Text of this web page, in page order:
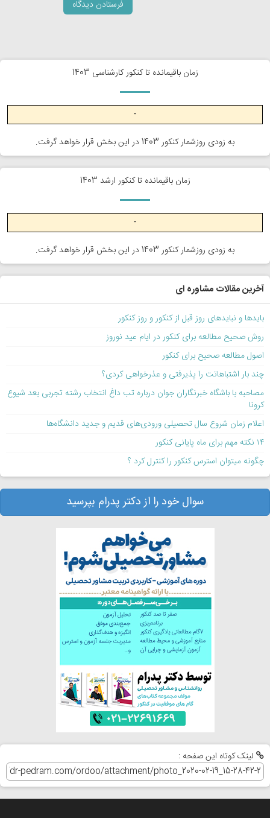
زمان باقیمانده تا کنکور کارشناسی 1403
-
به زودی روزشمار کنکور 1403 در این بخش قرار خواهد گرفت.
زمان باقیمانده تا کنکور ارشد 1403
-
به زودی روزشمار کنکور 1403 در این بخش قرار خواهد گرفت.
آخرین مقالات مشاوره ای
بایدها و نبایدهای روز قبل از کنکور و روز کنکور
روش صحیح مطالعه برای کنکور در ایام عید نوروز
اصول مطالعه صحیح برای کنکور
چند بار اشتباهاتت را پذیرفتی و عذرخواهی کردی؟
مصاحبه با باشگاه خبرنگاران جوان درباره تب داغ انتخاب رشته تجربی بعد شیوع
کرونا
اعلام زمان شروع سال تحصیلی ورودی‌های قدیم و جدید دانشگاه‌ها
۱۴ نکته مهم برای ماه پایانی کنکور
چگونه میتوان استرس کنکور را کنترل کرد ؟
سوال خود را از دکتر پدرام بپرسید
لینک کوتاه این صفحه :